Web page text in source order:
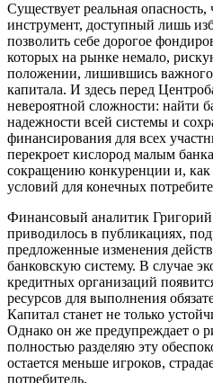
Существует реальная опасность,
инструмент, доступный лишь
позволить себе дорогое
которых на рынке немало,
положении, лишившись важного
капитала. И здесь перед
невероятной сложности: найти
надежности всей системы и
финансирования для всех
перекроет кислород малым
сокращению конкуренции и,
условий для конечных
Финансовый аналитик
приводилось в публикациях,
предложенные изменения
банковскую систему. В случае
кредитных организаций
ресурсов для выполнения
Капитал станет не только
Однако он же предупреждает о
полностью разделяю эту
остается меньше игроков,
потребитель.